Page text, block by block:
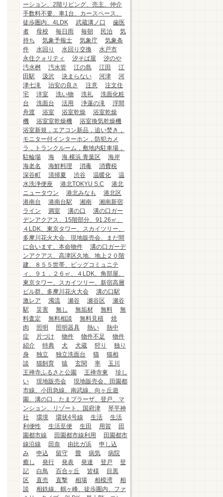
ーション、2階リビング、売主、仲介
手数料不要、車1台、カースペース、
徒歩圏内、4LDK
武蔵溝ノ口
歯医
者
母校 毎日雨 毎朝 民泊
気
持ち
気象予報士 気象庁
気象条
件
水回り 水回り交換
水戸市
永住クォリティ
汐そば屋
汐のや
汚水桝
汚水管 江の島 江田
江
田駅
汲沢 決まらない 河津
河
津七滝
治安の良さ 注意
注文住
宅
洋室 洗い物 洗礼
洗面化粧
台
洗面台 活用 浄蓮の滝
浮間
舟渡
浴室 浴室乾燥
浴室乾燥
機
浴室室乾燥機
浴室換気乾燥機
浴室新規，エアコン新品，追い焚き，
モニター付インターホン，防犯カメ
ラ，トランクルーム，敷地内駐車場，
駐輪場
海 海.横浜.青葉区
海岸
海老名
海鮮料理 消毒
消費税
深谷町
清掃夏 渋谷 温暖化
温
水洗浄便座
港北TOKYU S.C
港北
ニュータウン
港北みなも
港北区
港南台
港南台駅 湘南
湘南新宿
ライン
満室 溝の口
溝の口ガー
デンアクアス、15階部分、91.26㎡、
４LDK、東京タワー、スカイツリー、
多摩川花火大会、現地販売会、まだ間
に合います、本命物件
溝の口ガーデ
ンアクアス、高津区久地、地上２０階
建、８５５世帯、ビッグコミュニテ
ィ、９１．２６㎡、４LDK、角部屋、
東京タワー、スカイツリー、新宿高層
ビル群、多摩川花火大会
溝の口駅
激レア
濁流 瀬谷 瀬谷区
瀬谷
駅
災害 無し 無垢材 無料
無
料査定
無料相談 無料見積
焼
肉
照明 照明器具 熱い
熱中
症
片づけ 物件 物件不足
物件
紹介
特典 犬 犬蔵 狩り
独り
身
独立 独立洗面台 猫
猫相
談
猫飼育 猿 玄関 率
玉川
王禅寺ふるさと公園
王禅寺東
珍し
い
現地販売会
現地販売会、田園都
市線、小田急線、南武線、向ヶ丘遊
園、溝の口、たまプラーザ、登戸、マ
ンション、リゾート、国府津
琴平神
社
環境 環状4号線 生活
生活
利便性
生活至便 生田 用賀
田
園都市線
田園都市線利用
田園都市
線沿線
田奈 由比ガ浜
申し込
み
申込 留守 畳 病気
病院
癒し
発行 発表 発達 登戸
登
記
白鳥 百合ヶ丘 皆様
目黒
区
直売 直撃 相場 相模湾
相
談
相鉄線、鶴ヶ峰、徒歩圏内、ファ